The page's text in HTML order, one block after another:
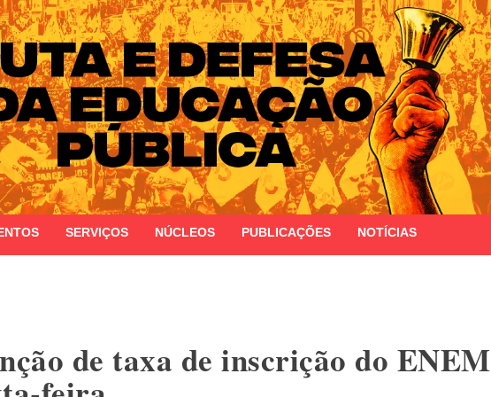
Estado do Rio Grande do Sul
SERVIÇOS NÚCLEOS PUBLICAÇÕES NOTÍCIAS
de taxa de inscrição do ENEM